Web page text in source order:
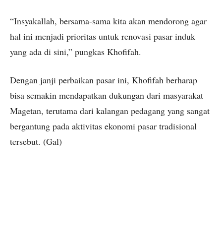
“Insyakallah, bersama-sama kita akan mendorong agar
hal ini menjadi prioritas untuk renovasi pasar induk
yang ada di sini,” pungkas Khofifah.
Dengan janji perbaikan pasar ini, Khofifah berharap
bisa semakin mendapatkan dukungan dari masyarakat
Magetan, terutama dari kalangan pedagang yang sangat
bergantung pada aktivitas ekonomi pasar tradisional
tersebut. (Gal)